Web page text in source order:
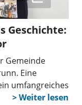
Geschichte:
Gemeinde
Eine
umfangreiches